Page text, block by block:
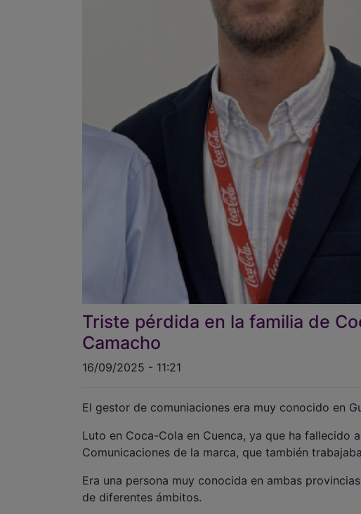
Triste pérdida en la familia de
Camacho
16/09/2025 - 11:21
El gestor de comuniaciones era muy conocido en
Luto en Coca-Cola en Cuenca, ya que ha fallecido
Comunicaciones de la marca, que también
Era una persona muy conocida en ambas
de diferentes ámbitos.